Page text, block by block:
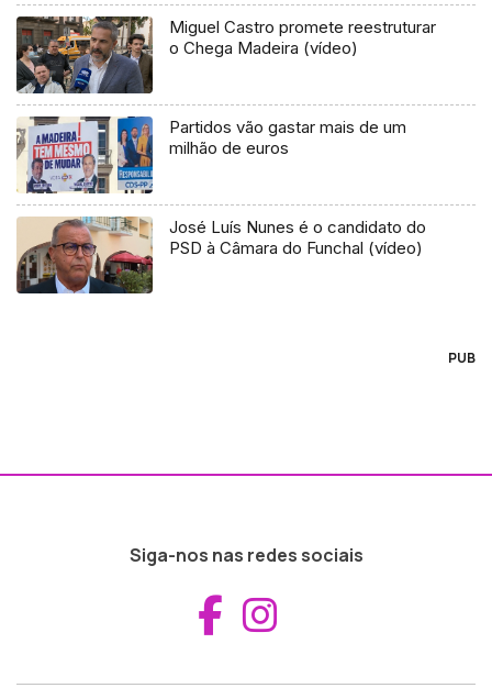
Miguel Castro promete reestruturar
o Chega Madeira (vídeo)
Partidos vão gastar mais de um
milhão de euros
José Luís Nunes é o candidato do
PSD à Câmara do Funchal (vídeo)
PUB
Siga-nos nas redes sociais
Aceder ao